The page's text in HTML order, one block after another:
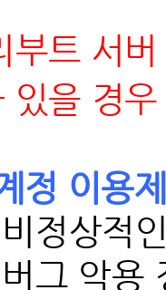
부트 서
있을 경
정 이용
정상적
그 악용